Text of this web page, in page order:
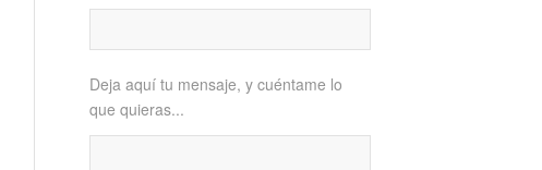
Deja aquí tu mensaje, y cuéntame lo
que quieras...